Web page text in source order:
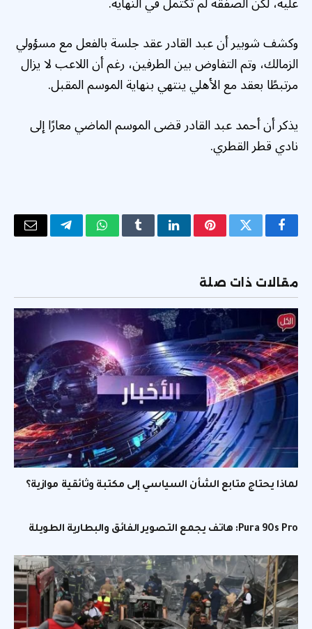
وكشف شوبير أن عبد القادر عقد جلسة بالفعل مع مسؤولي
الزمالك، وتم التفاوض بين الطرفين، رغم أن اللاعب لا يزال
مرتبطًا بعقد مع الأهلي ينتهي بنهاية الموسم المقبل.
يذكر أن أحمد عبد القادر قضى الموسم الماضي معارًا إلى
نادي قطر القطري.
فيسبوكتويتر بينتيريستلينكدإنTumblrواتسابتيلقرامالبريد
مقالات ذات صلة
لماذا يحتاج متابع الشأن السياسي إلى مكتبة وثائقية موازية؟
Pura 90s Pro: هاتف يجمع التصوير الفائق والبطارية الطويلة